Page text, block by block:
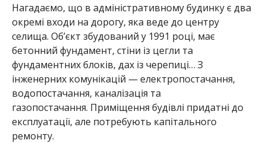
Нагадаємо, що в адміністративному будинку є два
окремі входи на дорогу, яка веде до центру
селища. Об’єкт збудований у 1991 році, має
бетонний фундамент, стіни із цегли та
фундаментних блоків, дах із черепиці… З
інженерних комунікацій — електропостачання,
водопостачання, каналізація та
газопостачання. Приміщення будівлі придатні до
експлуатації, але потребують капітального
ремонту.